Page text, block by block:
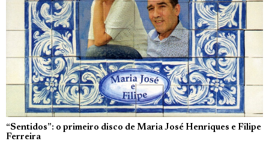
“Sentidos”: o primeiro disco de Maria José Henriques e Filipe
Ferreira